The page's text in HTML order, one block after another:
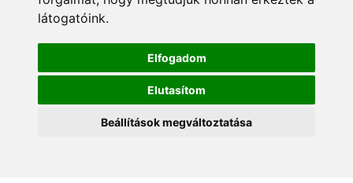
látogatóink.
Elfogadom
Elutasítom
Beállítások megváltoztatása